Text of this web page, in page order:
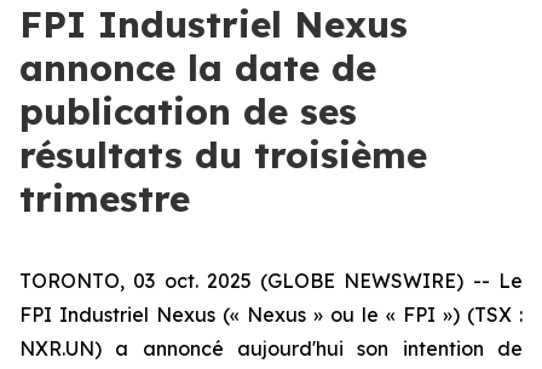
FPI Industriel Nexus
annonce la date de
publication de ses
résultats du troisième
trimestre
TORONTO, 03 oct. 2025 (GLOBE NEWSWIRE) -- Le
FPI Industriel Nexus (« Nexus » ou le « FPI ») (TSX :
NXR.UN) a annoncé aujourd'hui son intention de